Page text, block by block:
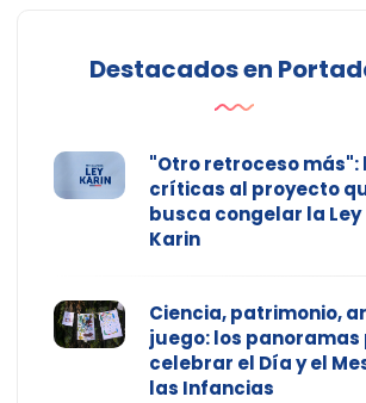
Destacados en
"Otro retroceso más":
críticas al proyecto
busca congelar la Ley
Karin
Ciencia, patrimonio,
juego: los panoramas
celebrar el Día y el
las Infancias